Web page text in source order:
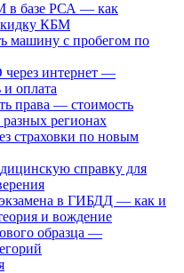
в базе РСА — как
КБМ
машину с пробегом по
интернет —
оплата
права — стоимость
регионах
страховки по новым
справку для
в ГИБДД — как и
и вождение
образца —